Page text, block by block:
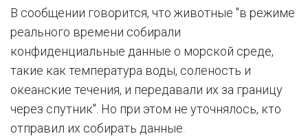
В сообщении говорится, что животные "в режиме
реального времени собирали
конфиденциальные данные о морской среде,
такие как температура воды, соленость и
океанские течения, и передавали их за границу
через спутник". Но при этом не уточнялось, кто
отправил их собирать данные.